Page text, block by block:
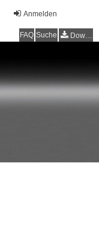
Anmelden
FAQ Suche Downloads